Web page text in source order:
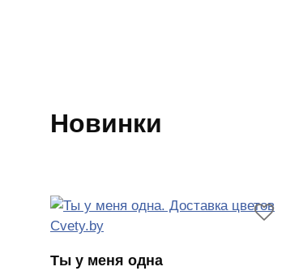
Новинки
Ты у меня одна